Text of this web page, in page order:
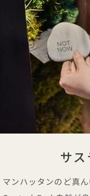
サス
マンハッタンのど真